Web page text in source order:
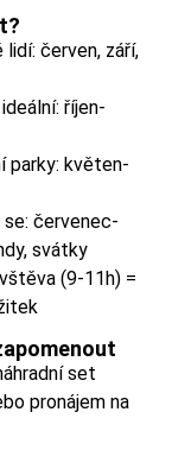
červen, září,
říjen-
parky: květen-
červenec-
svátky
(9-11h) =
set
pronájem na